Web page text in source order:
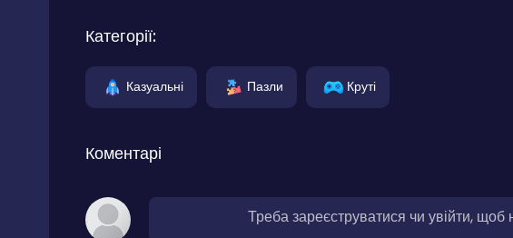
Категорії:
Казуальні Пазли Круті
Коментарі
Треба зареєструватися чи увійти,